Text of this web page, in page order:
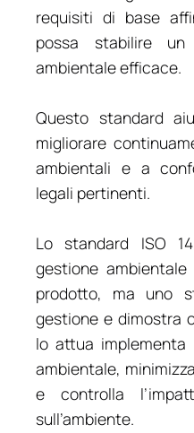
requisiti di base
possa stabilire
ambientale efficace.
Questo standard
migliorare
ambientali e a
legali pertinenti.
Lo standard ISO
gestione
prodotto, ma uno
gestione e dimostra
lo attua
ambientale,
e controlla
sull’ambiente.